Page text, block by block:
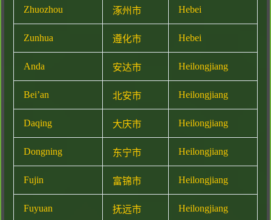
Zhuozhou 涿州市 Hebei
Zunhua 遵化市 Hebei
Anda 安达市 Heilongjiang
Bei’an 北安市 Heilongjiang
Daqing 大庆市 Heilongjiang
Dongning 东宁市 Heilongjiang
Fujin 富锦市 Heilongjiang
Fuyuan 抚远市 Heilongjiang